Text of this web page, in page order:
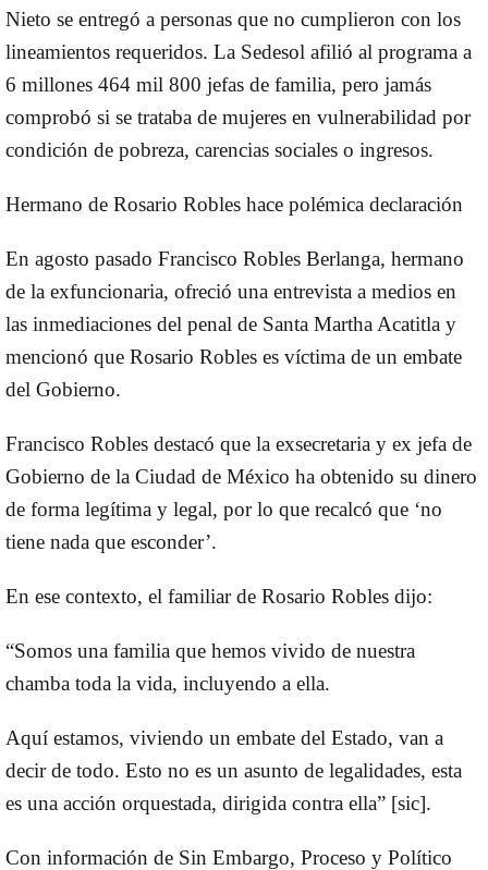
Nieto se entregó a personas que no cumplieron con los
lineamientos requeridos. La Sedesol afilió al programa a
6 millones 464 mil 800 jefas de familia, pero jamás
comprobó si se trataba de mujeres en vulnerabilidad por
condición de pobreza, carencias sociales o ingresos.
Hermano de Rosario Robles hace polémica declaración
En agosto pasado Francisco Robles Berlanga, hermano
de la exfuncionaria, ofreció una entrevista a medios en
las inmediaciones del penal de Santa Martha Acatitla y
mencionó que Rosario Robles es víctima de un embate
del Gobierno.
Francisco Robles destacó que la exsecretaria y ex jefa de
Gobierno de la Ciudad de México ha obtenido su dinero
de forma legítima y legal, por lo que recalcó que ‘no
tiene nada que esconder’.
En ese contexto, el familiar de Rosario Robles dijo:
“Somos una familia que hemos vivido de nuestra
chamba toda la vida, incluyendo a ella.
Aquí estamos, viviendo un embate del Estado, van a
decir de todo. Esto no es un asunto de legalidades, esta
es una acción orquestada, dirigida contra ella” [sic].
Con información de Sin Embargo, Proceso y Político